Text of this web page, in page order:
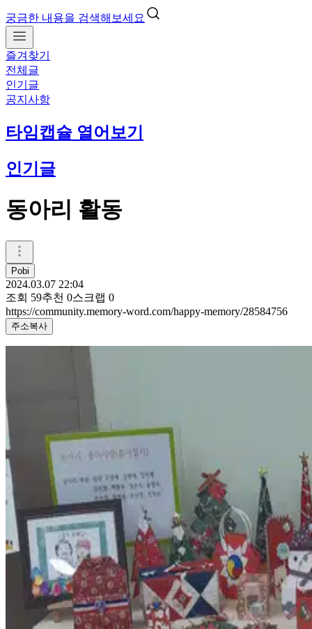
궁금한 내용을 검색해보세요
즐겨찾기
전체글
인기글
공지사항
타임캡슐 열어보기
인기글
동아리 활동
Pobi
2024.03.07 22:04
조회 59추천 0스크랩 0
https://community.memory-word.com/happy-memory/28584756
주소복사